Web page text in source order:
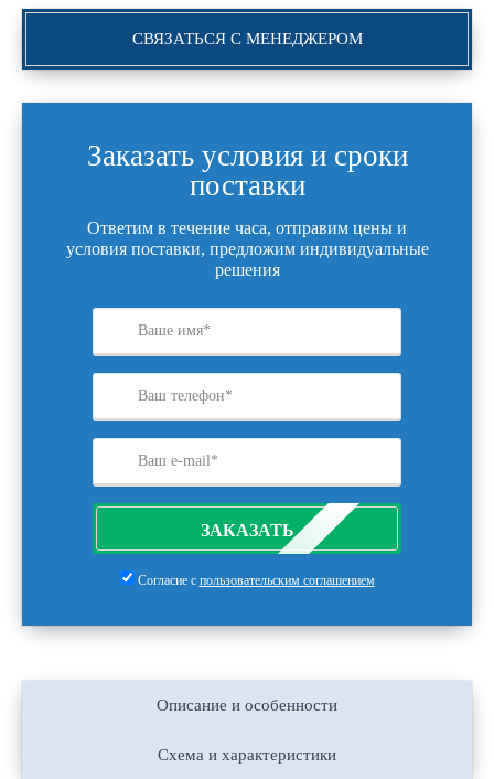
СВЯЗАТЬСЯ С МЕНЕДЖЕРОМ
Заказать условия и сроки
поставки
Ответим в течение часа, отправим цены и
условия поставки, предложим индивидуальные
решения
ЗАКАЗАТЬ
Согласие с пользовательским соглашением
Описание и особенности
Схема и характеристики